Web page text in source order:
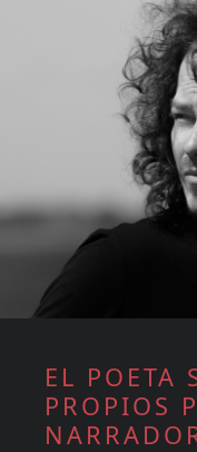
EL POETA
PROPIOS